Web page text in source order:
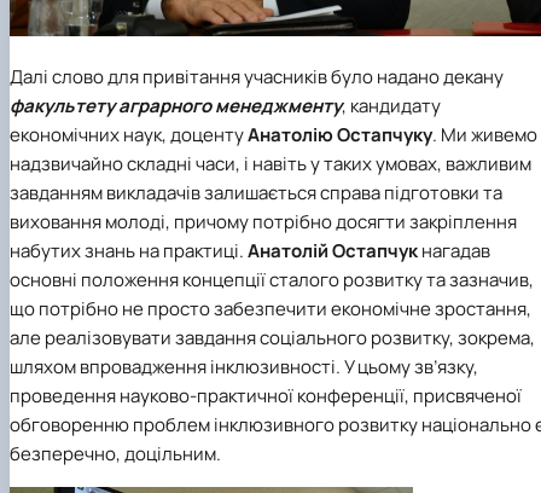
Далі слово для привітання учасників було надано декану
факультету аграрного менеджменту, кандидату
економічних наук, доцентуАнатолію Остапчуку. Ми живемо
надзвичайно складні часи, і навіть у таких умовах, важливим
завданням викладачів залишається справа підготовки та
виховання молоді, причому потрібно досягти закріплення
набутих знань на практиці.Анатолій Остапчукнагадав
основні положення концепції сталого розвитку та зазначив,
що потрібно не просто забезпечити економічне зростання,
але реалізовувати завдання соціального розвитку, зокрема,
шляхом впровадження інклюзивності. У цьому зв’язку,
проведення науково-практичної конференції, присвяченої
обговоренню проблем інклюзивного розвитку національно
безперечно, доцільним.